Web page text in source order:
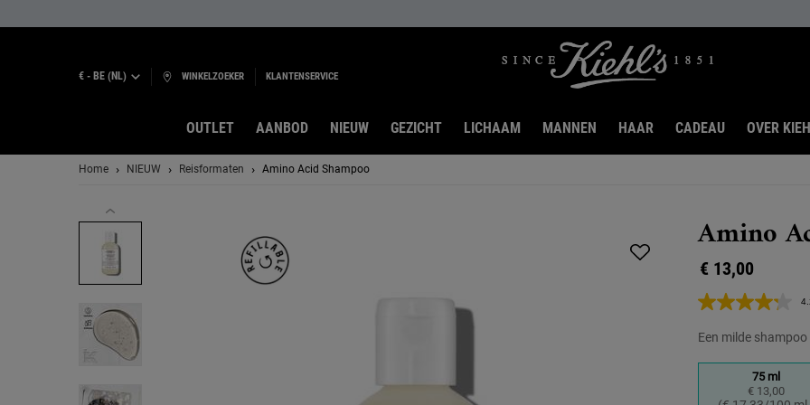
€ - BE (NL) WINKELZOEKER KLANTENSERVICE
OUTLET AANBOD NIEUW GEZICHT LICHAAM MANNEN HAAR CADEAU OVER
Home NIEUW Reisformaten Amino Acid Shampoo
Amino
€ 13,00
Een milde
75 ml
€ 13,00
, 1 of 4